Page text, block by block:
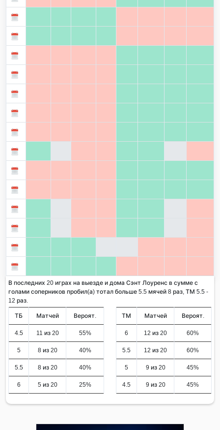
В последних 20 играх на выезде и дома Сэнт Лоуренс в сумме с
голами соперников пробил(а) тотал больше 5.5 мячей 8 раз, ТМ 5.5 -
12 раз.
ТБ Матчей Вероят.
4.5 11 из 20 55%
5 8 из 20 40%
5.5 8 из 20 40%
6 5 из 20 25%
ТМ Матчей Вероят.
6 12 из 20 60%
5.5 12 из 20 60%
5 9 из 20 45%
4.5 9 из 20 45%